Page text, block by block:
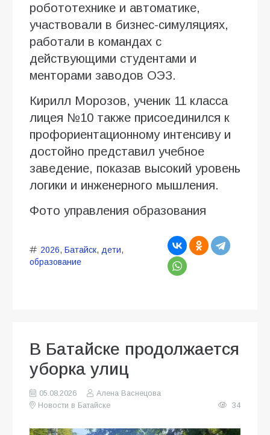
робототехнике и автоматике,
участвовали в бизнес-симуляциях,
работали в командах с
действующими студентами и
менторами заводов ОЭЗ.
Кирилл Морозов, ученик 11 класса
лицея №10 также присоединился к
профориентационному интенсиву и
достойно представил учебное
заведение, показав высокий уровень
логики и инженерного мышления.
Фото управления образования
2026, Батайск, дети,
образование
В Батайске продолжается
уборка улиц
05.08.2026
Алена Васнецова
Новости в Батайске
34